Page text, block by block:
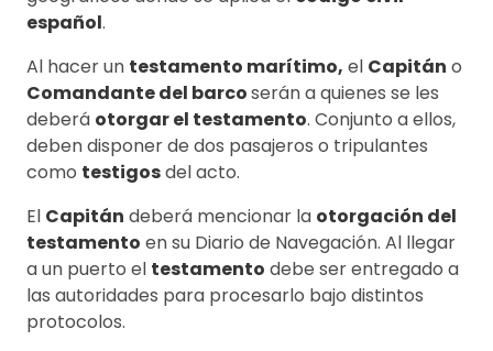
español.
Al hacer un testamento marítimo, el Capitán o
Comandante del barcoserán a quienes se les
deberá otorgar el testamento. Conjunto a ellos,
deben disponer de dos pasajeros o tripulantes
como testigosdel acto.
El Capitán deberá mencionar la otorgación del
testamento en su Diario de Navegación. Al llegar
a un puerto el testamento debe ser entregado a
las autoridades para procesarlo bajo distintos
protocolos.